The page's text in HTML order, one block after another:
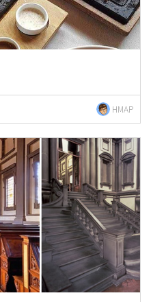
HMAP